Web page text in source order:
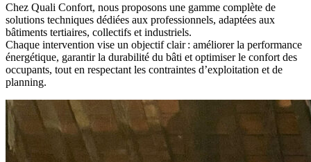
Chez Quali Confort, nous proposons une gamme complète de
solutions techniques dédiées aux professionnels, adaptées aux
bâtiments tertiaires, collectifs et industriels.
Chaque intervention vise un objectif clair : améliorer la performance
énergétique, garantir la durabilité du bâti et optimiser le confort des
occupants, tout en respectant les contraintes d’exploitation et de
planning.